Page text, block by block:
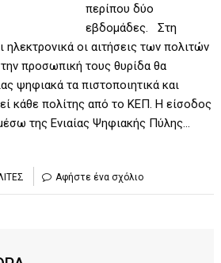
περίπου δύο
εβδομάδες. Στη
ηλεκτρονικά οι αιτήσεις των πολιτών
προσωπική τους θυρίδα θα
ψηφιακά τα πιστοποιητικά και
κάθε πολίτης από το ΚΕΠ. Η είσοδος
της Ενιαίας Ψηφιακής Πύλης…
Αφήστε ένα σχόλιο